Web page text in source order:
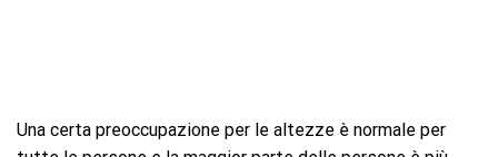
Una certa preoccupazione per le altezze è normale per